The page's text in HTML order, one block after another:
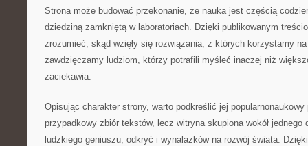
Strona może budować przekonanie, że nauka jest częścią
dziedziną zamkniętą w laboratoriach. Dzięki publikowanym
zrozumieć, skąd wzięły się rozwiązania, z których korzystamy
zawdzięczamy ludziom, którzy potrafili myśleć inaczej niż
zaciekawia.
Opisując charakter strony, warto podkreślić jej
przypadkowy zbiór tekstów, lecz witryna skupiona wokół jednego
ludzkiego geniuszu, odkryć i wynalazków na rozwój świata.